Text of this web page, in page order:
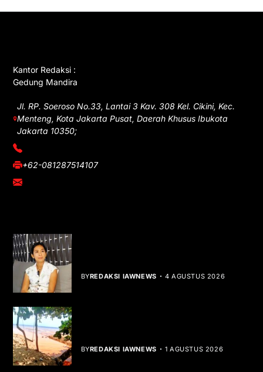
Kantor Redaksi :
Gedung Mandira
Jl. RP. Soeroso No.33, Lantai 3 Kav. 308 Kel. Cikini, Kec.
Menteng, Kota Jakarta Pusat, Daerah Khusus Ibukota
Jakarta 10350;
(021) 3908026
+62-081287514107
adm@iawnews.com
BYREDAKSI IAWNEWS 4 AGUSTUS 2026
BYREDAKSI IAWNEWS 1 AGUSTUS 2026